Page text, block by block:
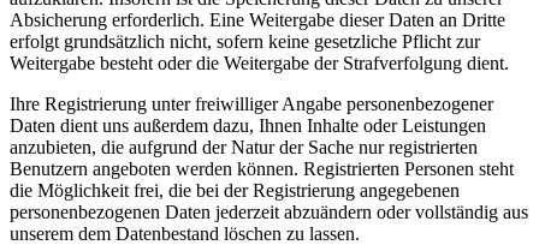
Absicherung erforderlich. Eine Weitergabe dieser Daten an Dritte
erfolgt grundsätzlich nicht, sofern keine gesetzliche Pflicht zur
Weitergabe besteht oder die Weitergabe der Strafverfolgung dient.
Ihre Registrierung unter freiwilliger Angabe personenbezogener
Daten dient uns außerdem dazu, Ihnen Inhalte oder Leistungen
anzubieten, die aufgrund der Natur der Sache nur registrierten
Benutzern angeboten werden können. Registrierten Personen steht
die Möglichkeit frei, die bei der Registrierung angegebenen
personenbezogenen Daten jederzeit abzuändern oder vollständig aus
unserem dem Datenbestand löschen zu lassen.